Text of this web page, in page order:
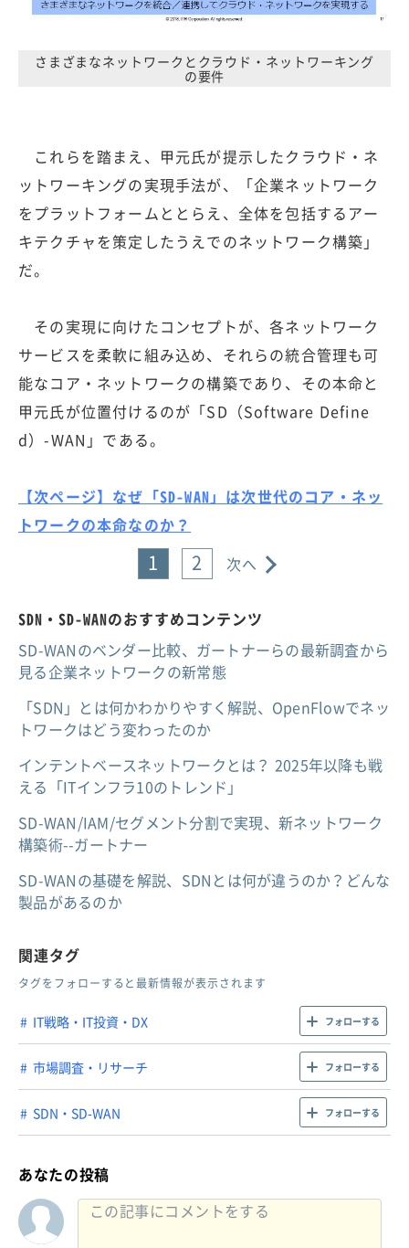
さまざまなネットワークとクラウド・ネットワーキング
の要件
これらを踏まえ、甲元氏が提示したクラウド・ネ
ットワーキングの実現手法が、「企業ネットワーク
をプラットフォームととらえ、全体を包括するアー
キテクチャを策定したうえでのネットワーク構築」
だ。
その実現に向けたコンセプトが、各ネットワーク
サービスを柔軟に組み込め、それらの統合管理も可
能なコア・ネットワークの構築であり、その本命と
甲元氏が位置付けるのが「SD（Software Define
d）-WAN」である。
【次ページ】なぜ「SD-WAN」は次世代のコア・ネッ
トワークの本命なのか？
1 2 次へ
SDN・SD-WANのおすすめコンテンツ
SD-WANのベンダー比較、ガートナーらの最新調査から
見る企業ネットワークの新常態
「SDN」とは何かわかりやすく解説、OpenFlowでネッ
トワークはどう変わったのか
インテントベースネットワークとは？ 2025年以降も戦
える「ITインフラ10のトレンド」
SD-WAN/IAM/セグメント分割で実現、新ネットワーク
構築術--ガートナー
SD-WANの基礎を解説、SDNとは何が違うのか？どんな
製品があるのか
関連タグ
タグをフォローすると最新情報が表示されます
IT戦略・IT投資・DX フォローする
市場調査・リサーチ フォローする
SDN・SD-WAN フォローする
あなたの投稿